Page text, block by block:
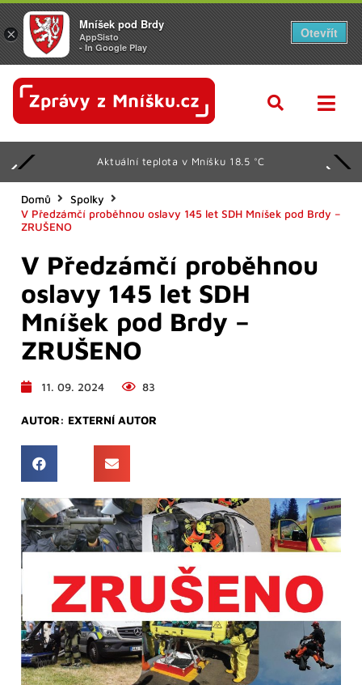
Aktuální teplota v Mníšku 18.5 °C
Domů
Spolky
V Předzámčí proběhnou oslavy 145 let SDH Mníšek pod Brdy –
ZRUŠENO
V Předzámčí proběhnou
oslavy 145 let SDH
Mníšek pod Brdy –
ZRUŠENO
11. 09. 2024 83
AUTOR: EXTERNÍ AUTOR
×
Mníšek pod Brdy
AppSisto
- In Google Play
Otevřít